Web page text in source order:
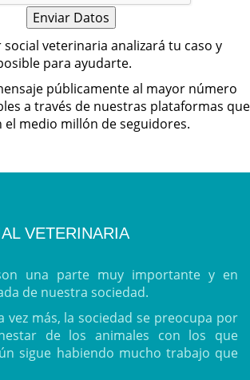
veterinaria analizará tu caso y
para ayudarte.
públicamente al mayor número
a través de nuestras plataformas que
el medio millón de seguidores.
VETERINARIA
una parte muy importante y en
de nuestra sociedad.
vez más, la sociedad se preocupa por
de los animales con los que
sigue habiendo mucho trabajo que